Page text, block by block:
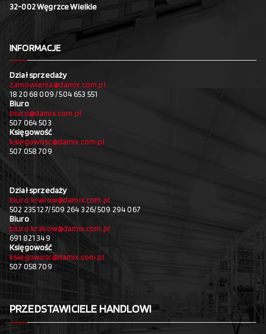
32-002 Węgrzce Wielkie
INFORMACJE
Dział sprzedaży
zamowienia@damix.com.pl
18 20 68 009 / 504 653 551
Biuro
biuro@damix.com.pl
507 064 503
Księgowość
ksiegowosc@damix.com.pl
507 058 709
Dział sprzedaży
biuro.krakow@damix.com.pl
502 235 127/ 509 264 326/ 509 294 067
Biuro
biuro.krakow@damix.com.pl
691 821 349
Księgowość
ksiegowosc@damix.com.pl
507 058 709
PRZEDSTAWICIELE HANDLOWI